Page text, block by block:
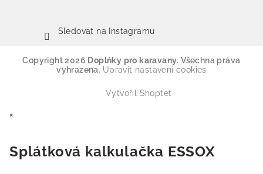
Sledovat na Instagramu
Copyright 2026 Doplňky pro karavany. Všechna práva
vyhrazena. Upravit nastavení cookies
Vytvořil Shoptet
×
Splátková kalkulačka ESSOX